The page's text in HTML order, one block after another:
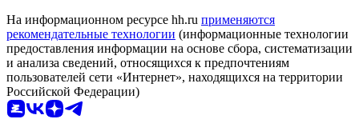
На информационном ресурсе hh.ru применяются
рекомендательные технологии (информационные технологии
предоставления информации на основе сбора, систематизации
и анализа сведений, относящихся к предпочтениям
пользователей сети «Интернет», находящихся на территории
Российской Федерации)